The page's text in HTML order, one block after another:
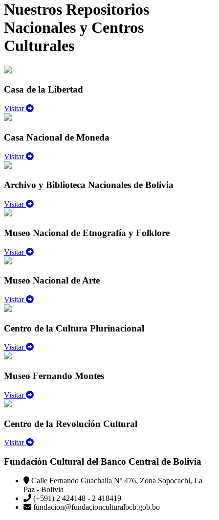
Nuestros Repositorios
Nacionales y Centros
Culturales
Casa de la Libertad
Visitar
Casa Nacional de Moneda
Visitar
Archivo y Biblioteca Nacionales de Bolivia
Visitar
Museo Nacional de Etnografía y Folklore
Visitar
Museo Nacional de Arte
Visitar
Centro de la Cultura Plurinacional
Visitar
Museo Fernando Montes
Visitar
Centro de la Revolución Cultural
Visitar
Fundación Cultural del Banco Central de Bolivia
Calle Fernando Guachalla Nº 476, Zona Sopocachi, La
Paz - Bolivia
(+591) 2 424148 - 2 418419
fundacion@fundacionculturalbcb.gob.bo